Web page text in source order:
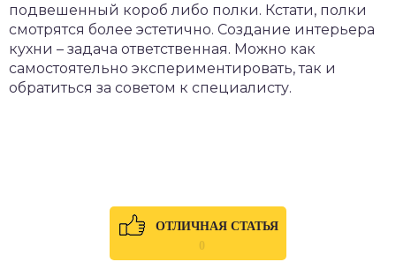
подвешенный короб либо полки. Кстати, полки
смотрятся более эстетично. Создание интерьера
кухни – задача ответственная. Можно как
самостоятельно экспериментировать, так и
обратиться за советом к специалисту.
ОТЛИЧНАЯ СТАТЬЯ
0